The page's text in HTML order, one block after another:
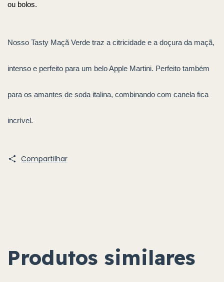
ou bolos.
Nosso Tasty Maçã Verde traz a citricidade e a doçura da maçã,
intenso e perfeito para um belo Apple Martini. Perfeito também
para os amantes de soda italina, combinando com canela fica
incrível.
Compartilhar
Produtos similares